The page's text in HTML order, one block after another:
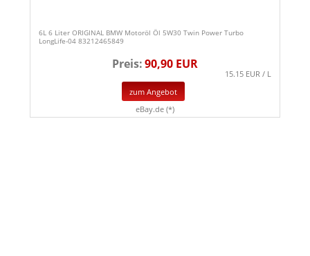
6L 6 Liter ORIGINAL BMW Motoröl Öl 5W30 Twin Power Turbo
LongLife-04 83212465849
Preis:90,90 EUR
15.15 EUR / L
zum Angebot
eBay.de (*)